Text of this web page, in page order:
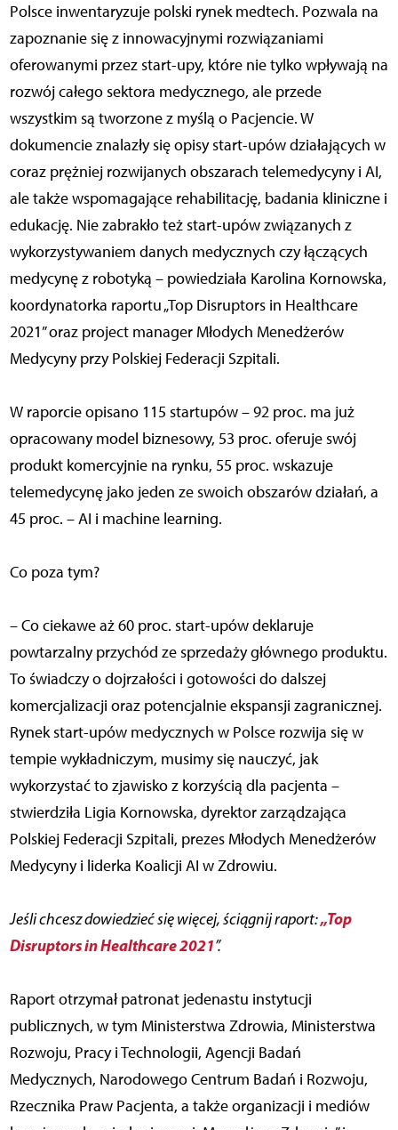
Polsce inwentaryzuje polski rynek medtech. Pozwala na
zapoznanie się z innowacyjnymi rozwiązaniami
oferowanymi przez start-upy, które nie tylko wpływają na
rozwój całego sektora medycznego, ale przede
wszystkim są tworzone z myślą o Pacjencie. W
dokumencie znalazły się opisy start-upów działających w
coraz prężniej rozwijanych obszarach telemedycyny i AI,
ale także wspomagające rehabilitację, badania kliniczne i
edukację. Nie zabrakło też start-upów związanych z
wykorzystywaniem danych medycznych czy łączących
medycynę z robotyką – powiedziała Karolina Kornowska,
koordynatorka raportu „Top Disruptors in Healthcare
2021” oraz project manager Młodych Menedżerów
Medycyny przy Polskiej Federacji Szpitali.
W raporcie opisano 115 startupów – 92 proc. ma już
opracowany model biznesowy, 53 proc. oferuje swój
produkt komercyjnie na rynku, 55 proc. wskazuje
telemedycynę jako jeden ze swoich obszarów działań, a
45 proc. – AI i machine learning.
Co poza tym?
– Co ciekawe aż 60 proc. start-upów deklaruje
powtarzalny przychód ze sprzedaży głównego produktu.
To świadczy o dojrzałości i gotowości do dalszej
komercjalizacji oraz potencjalnie ekspansji zagranicznej.
Rynek start-upów medycznych w Polsce rozwija się w
tempie wykładniczym, musimy się nauczyć, jak
wykorzystać to zjawisko z korzyścią dla pacjenta –
stwierdziła Ligia Kornowska, dyrektor zarządzająca
Polskiej Federacji Szpitali, prezes Młodych Menedżerów
Medycyny i liderka Koalicji AI w Zdrowiu.
Jeśli chcesz dowiedzieć się więcej, ściągnij raport:„Top
Disruptors in Healthcare 2021”.
Raport otrzymał patronat jedenastu instytucji
publicznych, w tym Ministerstwa Zdrowia, Ministerstwa
Rozwoju, Pracy i Technologii, Agencji Badań
Medycznych, Narodowego Centrum Badań i Rozwoju,
Rzecznika Praw Pacjenta, a także organizacji i mediów